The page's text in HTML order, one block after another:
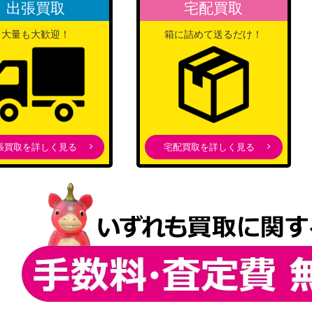
空（SR★★★/パラレル）【UA14BT/DST-1-078】
バンダイ
（Dr.STONE）
ュ・ランペルージ（UR/WINNERver.）【UAPR/CGH-
（コードギ
衛生小隊/美花莉（SR★★★/パラレル）【UA33BT/N
】
（2.5次元の
（SR★★★/パラレル）【EX03BT/IMS-2-046】
バンダイ
（アイドル
ニーカラー
アリア（SR★★/パラレル）【UA33BT/NGR-1-027】
（2.5次元の
753（SR★★/パラレル）【UA33BT/NGR-1-072】
バンダイ
（2.5次元の
UR/WINNERver.）【UAPR/TRK-1-054】
バンダイ
（トリコ）
出張買取
大量も大歓迎！
買取を詳しく見る
宅配買取
箱に詰めて送るだけ！
宅配買取を詳しく見る